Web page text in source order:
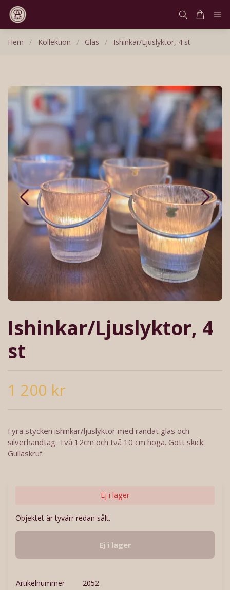
Hem / Kollektion / Glas / Ishinkar/Ljuslyktor, 4 st
Ishinkar/Ljuslyktor, 4
st
1 200 kr
Fyra stycken ishinkar/ljuslyktor med randat glas och
silverhandtag. Två 12cm och två 10 cm höga. Gott skick.
Gullaskruf.
Ej i lager
Objektet är tyvärr redan sålt.
Ej i lager
Artikelnummer 2052